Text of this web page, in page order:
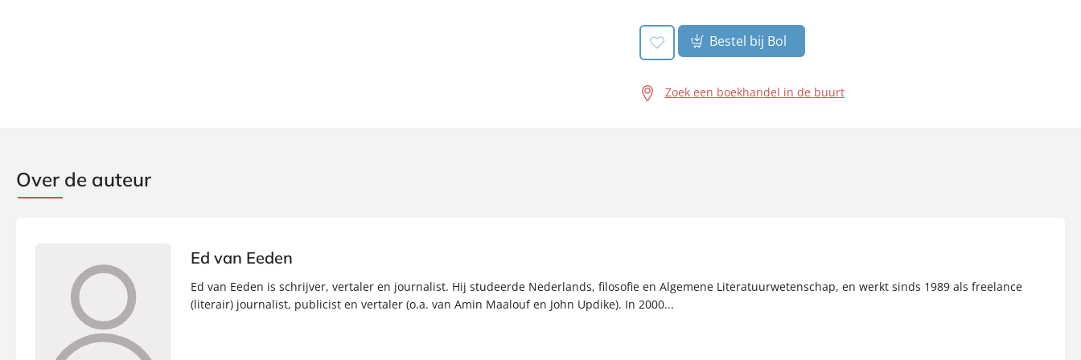
Bestel bij Bol
Zoek een boekhandel in de buurt
Over de auteur
Ed van Eeden
Ed van Eeden is schrijver, vertaler en journalist. Hij studeerde Nederlands, filosofie en Algemene Literatuurwetenschap, en werkt sinds 1989 als freelance
(literair) journalist, publicist en vertaler (o.a. van Amin Maalouf en John Updike). In 2000...